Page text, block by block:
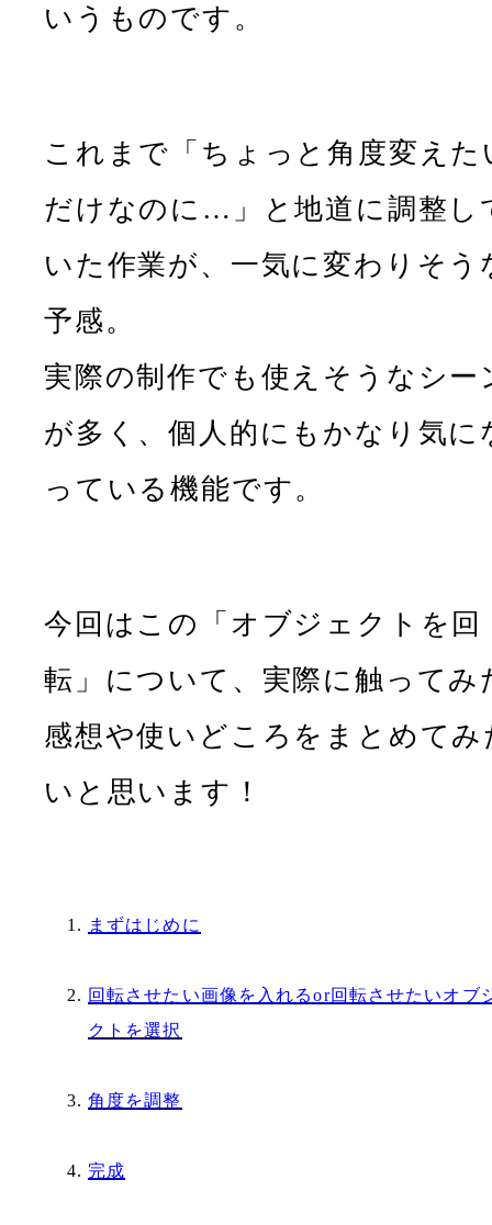
いうものです。
これまで「ちょっと角度変えた
だけなのに…」と地道に調整し
いた作業が、一気に変わりそう
予感。
実際の制作でも使えそうなシー
が多く、個人的にもかなり気に
っている機能です。
今回はこの「オブジェクトを回
転」について、実際に触ってみ
感想や使いどころをまとめてみ
いと思います！
まずはじめに
回転させたい画像を入れるor回転させたいオブ
クトを選択
角度を調整
完成